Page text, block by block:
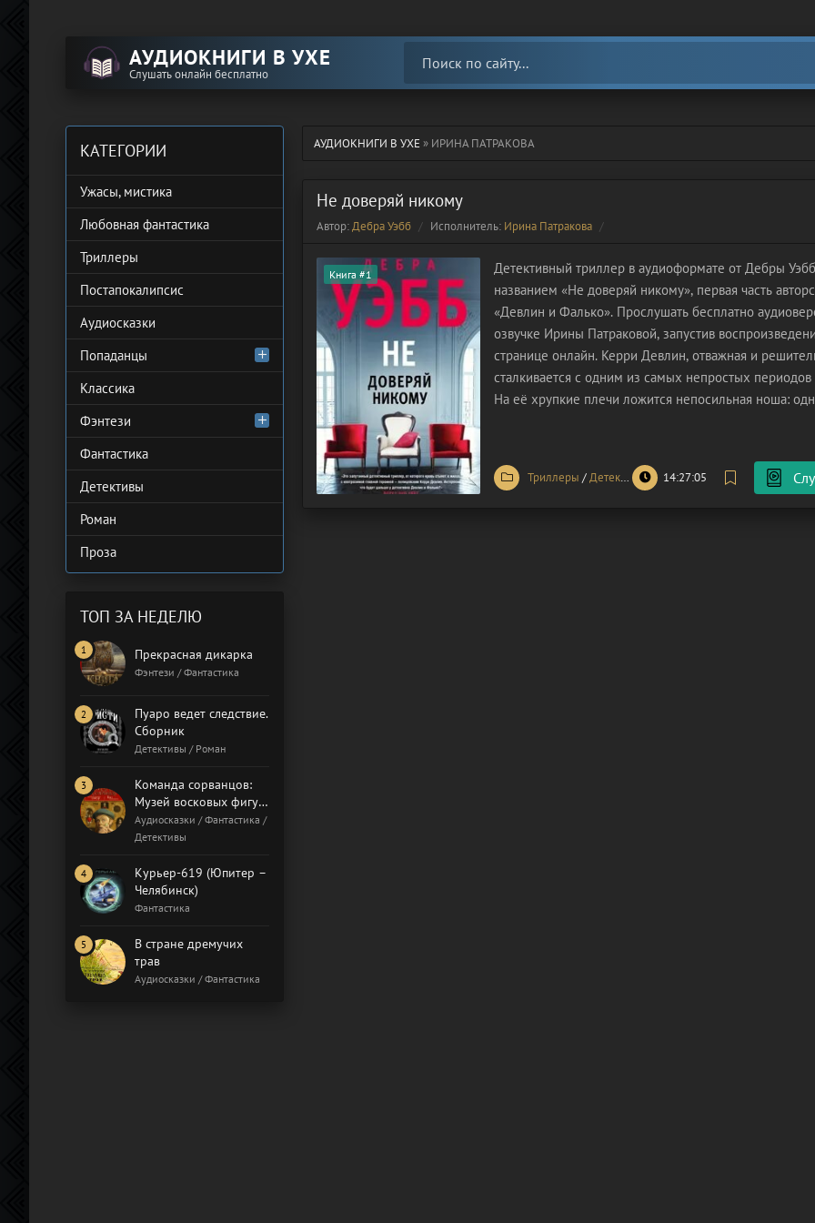
АУДИОКНИГИ В УХЕ
Слушать онлайн бесплатно
АУДИОКНИГИ В УХЕ» ИРИНА ПАТРАКОВА
Не доверяй никому
Автор:Дебра Уэбб Исполнитель: Ирина Патракова
Книга #1
Детективный триллер в аудиоформате от Дебры
названием «Не доверяй никому», первая часть
«Девлин и Фалько». Прослушать бесплатно
озвучке Ирины Патраковой, запустив
странице онлайн. Керри Девлин, отважная и
сталкивается с одним из самых непростых
На её хрупкие плечи ложится непосильная ноша:
Триллеры /Детективы 14:27:05
КАТЕГОРИИ
Ужасы, мистика
Любовная фантастика
Триллеры
Постапокалипсис
Аудиосказки
Попаданцы
Классика
Фэнтези
Фантастика
Детективы
Роман
Проза
ТОП ЗА НЕДЕЛЮ
Прекрасная дикарка
Фэнтези / Фантастика
Пуаро ведет следствие.
Сборник
Детективы / Роман
Команда сорванцов:
Музей восковых фигур.
Бал газовщиков
Аудиосказки / Фантастика /
Детективы
Курьер-619 (Юпитер –
Челябинск)
Фантастика
В стране дремучих
трав
Аудиосказки / Фантастика